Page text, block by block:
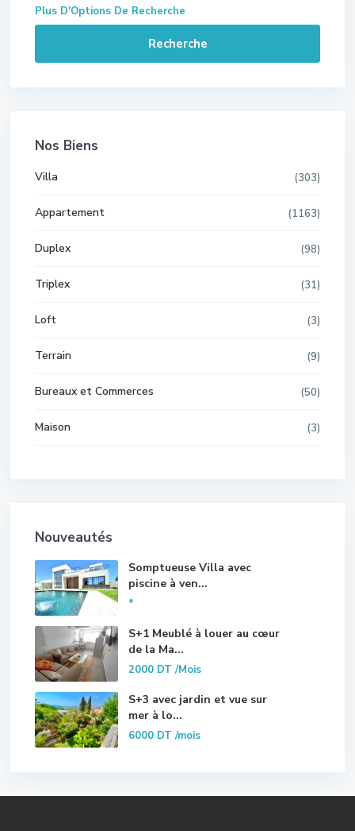
Plus D'Options De Recherche
Recherche
Nos Biens
Villa (303)
Appartement (1163)
Duplex (98)
Triplex (31)
Loft (3)
Terrain (9)
Bureaux et Commerces (50)
Maison (3)
Nouveautés
Somptueuse Villa avec
piscine à ven...
*
S+1 Meublé à louer au cœur
de la Ma...
2000 DT/Mois
S+3 avec jardin et vue sur
mer à lo...
6000 DT/mois